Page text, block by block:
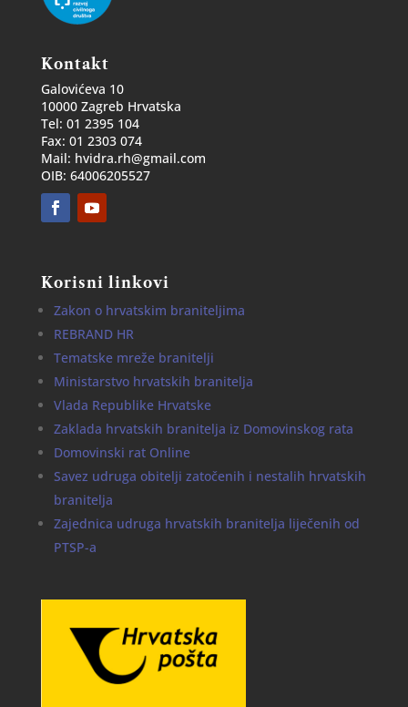
Kontakt
Galovićeva 10
10000 Zagreb Hrvatska
Tel: 01 2395 104
Fax: 01 2303 074
Mail: hvidra.rh@gmail.com
OIB: 64006205527
Korisni linkovi
Zakon o hrvatskim braniteljima
REBRAND HR
Tematske mreže branitelji
Ministarstvo hrvatskih branitelja
Vlada Republike Hrvatske
Zaklada hrvatskih branitelja iz Domovinskog rata
Domovinski rat Online
Savez udruga obitelji zatočenih i nestalih hrvatskih
branitelja
Zajednica udruga hrvatskih branitelja liječenih od
PTSP-a